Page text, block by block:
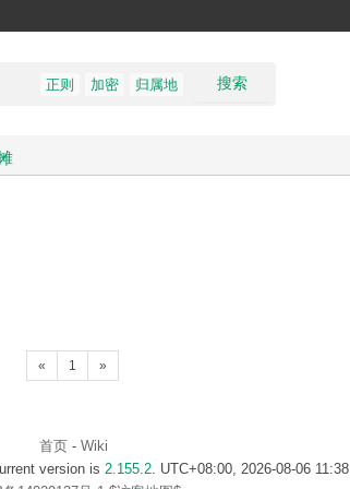
搜索
正则 加密 归属地
« 1 »
首页- Wiki
version is 2.155.2 . UTC+08:00, 2026-08-06 11:38